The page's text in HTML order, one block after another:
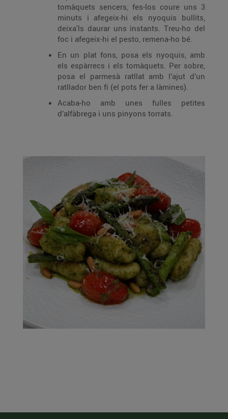
tomàquets sencers, fes-los coure uns 3
minuts i afegeix-hi els nyoquis bullits,
deixa'ls daurar uns instants. Treu-ho del
foc i afegeix-hi el pesto, remena-ho bé.
En un plat fons, posa els nyoquis, amb
els espàrrecs i els tomàquets. Per sobre,
posa el parmesà ratllat amb l’ajut d’un
ratllador ben fi (el pots fer a làmines).
Acaba-ho amb unes fulles petites
d’alfàbrega i uns pinyons torrats.